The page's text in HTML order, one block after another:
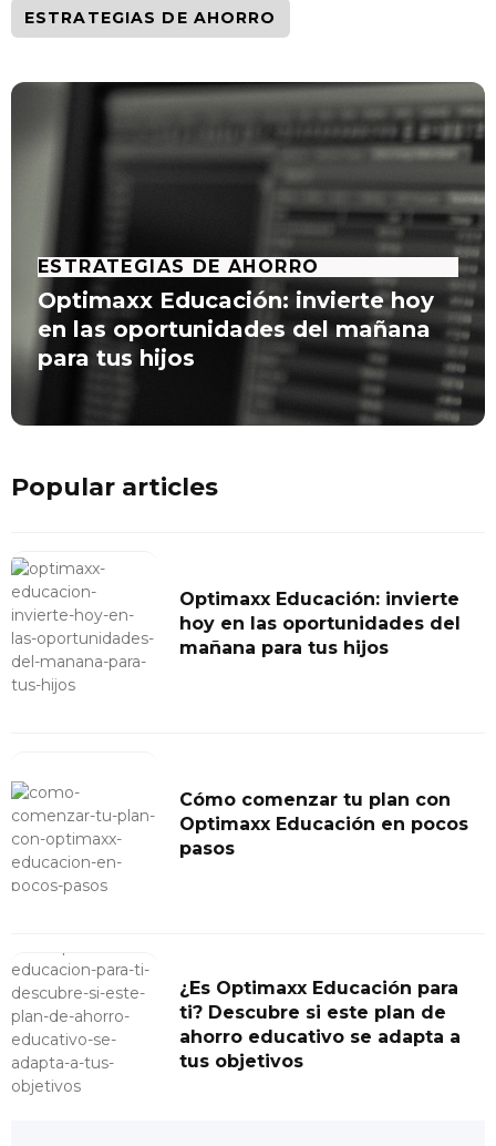
ESTRATEGIAS DE AHORRO
ESTRATEGIAS DE AHORRO
Optimaxx Educación: invierte hoy
en las oportunidades del mañana
para tus hijos
Popular articles
Optimaxx Educación: invierte
hoy en las oportunidades del
mañana para tus hijos
Cómo comenzar tu plan con
Optimaxx Educación en pocos
pasos
¿Es Optimaxx Educación para
ti? Descubre si este plan de
ahorro educativo se adapta a
tus objetivos